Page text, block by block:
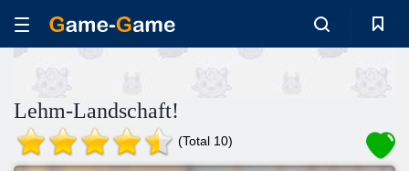
Lehm-Landschaft!
(Total 10)